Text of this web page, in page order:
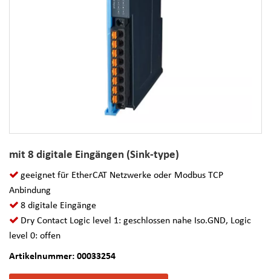
mit 8 digitale Eingängen (Sink-type)
geeignet für EtherCAT Netzwerke oder Modbus TCP
Anbindung
8 digitale Eingänge
Dry Contact Logic level 1: geschlossen nahe Iso.GND, Logic
level 0: offen
Artikelnummer: 00033254